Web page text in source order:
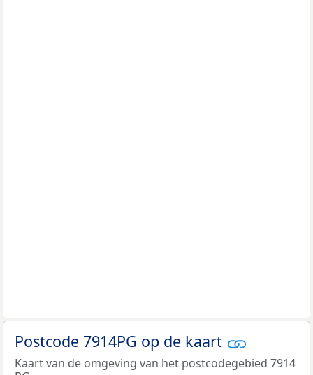
Postcode 7914PG op de kaart
Kaart van de omgeving van het postcodegebied 7914